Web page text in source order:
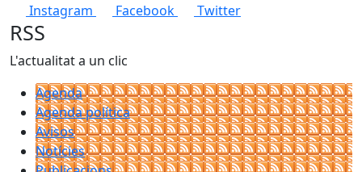
Instagram Facebook Twitter
RSS
L'actualitat a un clic
Agenda
Agenda política
Avisos
Notícies